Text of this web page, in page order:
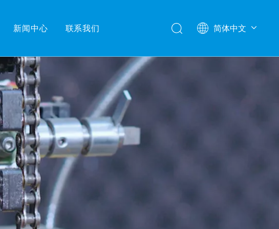
新闻中心 联系我们 简体中文